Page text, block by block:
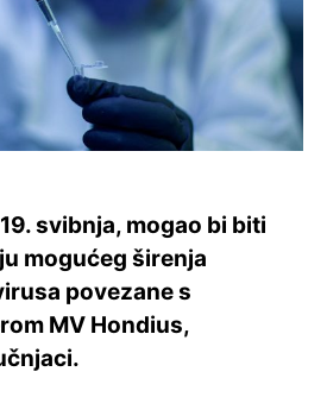
svibnja, mogao bi biti
mogućeg širenja
povezane s
MV Hondius,